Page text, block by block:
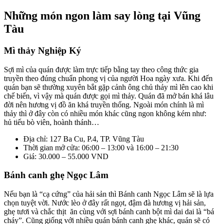
Những món ngon làm say lòng tại Vũng
Tàu
Mì thảy Nghiệp Ký
Sợi mì của quán được làm trực tiếp bằng tay theo công thức gia
truyền theo đúng chuẩn phong vị của người Hoa ngày xưa. Khi đến
quán bạn sẽ thường xuyên bắt gặp cảnh ông chủ thảy mì lên cao khi
chế biến, vì vậy mà quán được gọi mì thảy. Quán đã mở bán khá lâu
đời nên hương vị đồ ăn khá truyền thống. Ngoài món chính là mì
thảy thì ở đây còn có nhiều món khác cũng ngon không kém như:
hủ tiếu bò viên, hoành thánh…
Địa chỉ: 127 Ba Cu, P.4, TP. Vũng Tàu
Thời gian mở cửa: 06:00 – 13:00 và 16:00 – 21:30
Giá: 30.000 – 55.000 VND
Bánh canh ghẹ Ngọc Lâm
Nếu bạn là “cạ cứng” của hải sản thì Bánh canh Ngọc Lâm sẽ là lựa
chọn tuyệt vời. Nước lèo ở đây rất ngọt, đậm đà hương vị hải sản,
ghẹ tươi và chắc thịt ăn cùng với sợi bánh canh bột mì dai dai là “bá
cháy”. Cũng giống với nhiều quán bánh canh ghẹ khác, quán sẽ có